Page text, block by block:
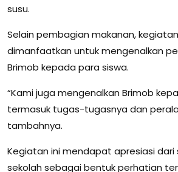
susu.
Selain pembagian makanan,
dimanfaatkan untuk mengenalkan
Brimob kepada para siswa.
“Kami juga mengenalkan Brimob
termasuk tugas-tugasnya dan
tambahnya.
Kegiatan ini mendapat apresiasi dari
sekolah sebagai bentuk perhatian